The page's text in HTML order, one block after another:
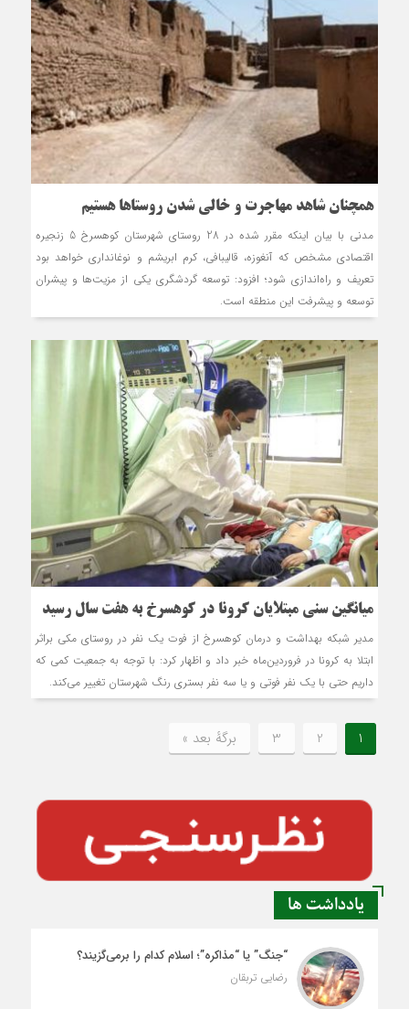
هم‏چنان شاهد مهاجرت و خالی شدن روستاها هستیم
مدنی با بیان این‏که مقرر شده در 28 روستای شهرستان کوهسرخ 5 زنجیره
اقتصادی مشخص که آنغوزه، قالیبافی، کرم ابریشم و نوغانداری خواهد بود
تعریف و راه‌اندازی شود؛ افزود: توسعه گردشگری یکی از مزیت‌ها و پیشران
توسعه و پیشرفت این منطقه است.
میانگین سنی مبتلایان کرونا در کوهسرخ به هفت سال رسید
مدیر شبکه بهداشت و درمان کوهسرخ از فوت یک نفر در روستای مکی براثر
ابتلا به کرونا در فروردین‌ماه خبر داد و اظهار کرد: با توجه به جمعیت کمی که
داریم حتی با یک نفر فوتی و یا سه نفر بستری رنگ شهرستان تغییر می‌کند.
1
2
3 برگهٔ بعد »
یادداشت ها
“جنگ” یا “مذاکره”؛ اسلام کدام را برمی‌گزیند؟
رضایی تربقان